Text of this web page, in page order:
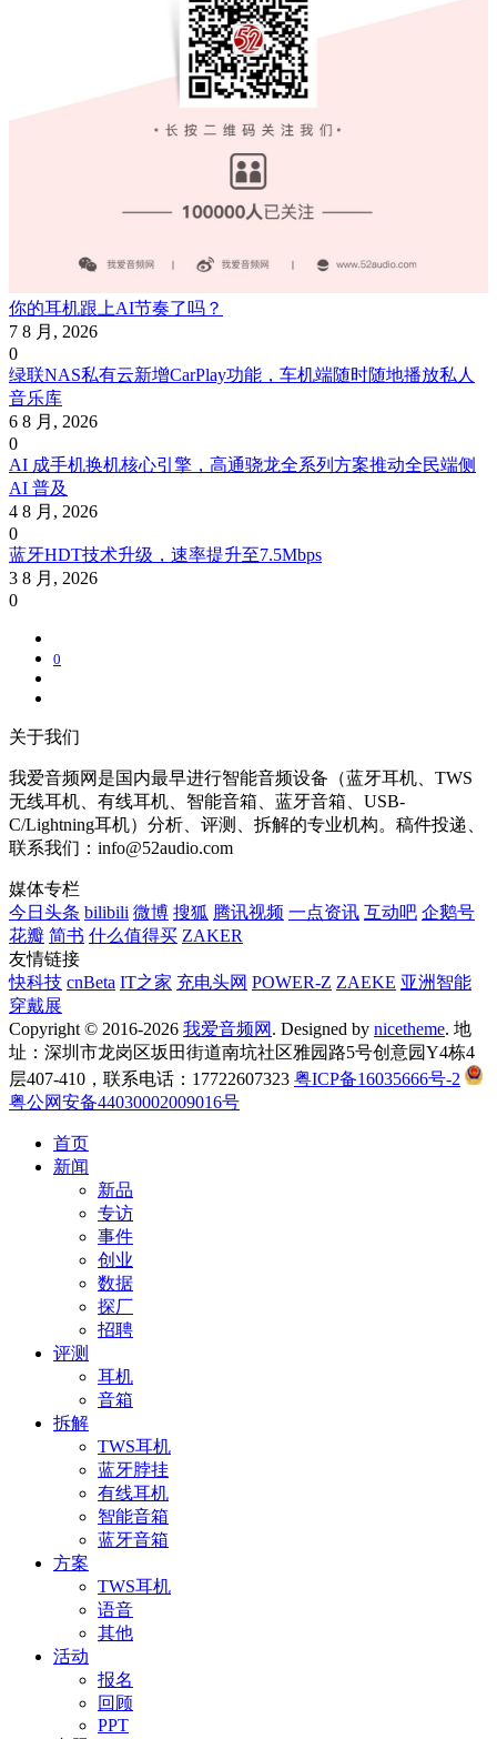
你的耳机跟上AI节奏了吗？
7 8 月, 2026
0
绿联NAS私有云新增CarPlay功能，车机端随时随地播放私人
音乐库
6 8 月, 2026
0
AI 成手机换机核心引擎，高通骁龙全系列方案推动全民端侧
AI 普及
4 8 月, 2026
0
蓝牙HDT技术升级，速率提升至7.5Mbps
3 8 月, 2026
0
0
关于我们
我爱音频网是国内最早进行智能音频设备（蓝牙耳机、TWS
无线耳机、有线耳机、智能音箱、蓝牙音箱、USB-
C/Lightning耳机）分析、评测、拆解的专业机构。稿件投递、
联系我们：info@52audio.com
媒体专栏
今日头条 bilibili 微博 搜狐 腾讯视频 一点资讯 互动吧 企鹅号
花瓣 简书 什么值得买 ZAKER
友情链接
快科技 cnBeta IT之家 充电头网 POWER-Z ZAEKE 亚洲智能
穿戴展
Copyright © 2016-2026 我爱音频网 . Designed by nicetheme. 地
址：深圳市龙岗区坂田街道南坑社区雅园路5号创意园Y4栋4
层407-410，联系电话：17722607323 粤ICP备16035666号-2
粤公网安备44030002009016号
首页
新闻
新品
专访
事件
创业
数据
探厂
招聘
评测
耳机
音箱
拆解
TWS耳机
蓝牙脖挂
有线耳机
智能音箱
蓝牙音箱
方案
TWS耳机
语音
其他
活动
报名
回顾
PPT